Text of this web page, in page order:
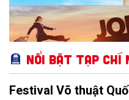
Nổi bật Tạp chí
Festival Võ thuật